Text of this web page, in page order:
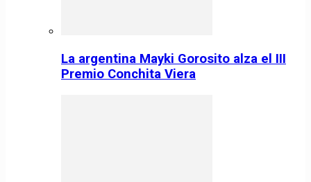
La argentina Mayki Gorosito alza el III
Premio Conchita Viera